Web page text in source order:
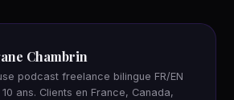
Chambrin
podcast freelance bilingue FR/EN
ans. Clients en France, Canada,